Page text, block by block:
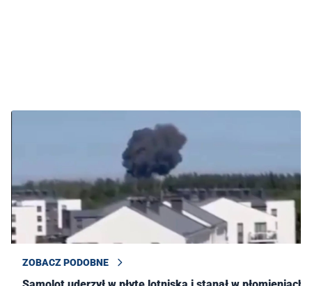
ZOBACZ PODOBNE